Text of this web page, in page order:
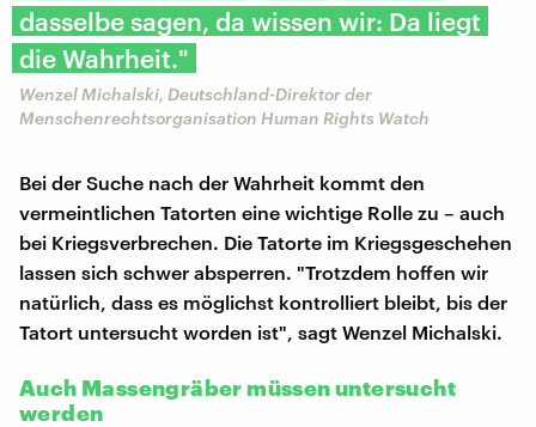
dasselbe sagen, da wissen wir: Da liegt
die Wahrheit."
Wenzel Michalski, Deutschland-Direktor der
Menschenrechtsorganisation Human Rights Watch
Bei der Suche nach der Wahrheit kommt den
vermeintlichen Tatorten eine wichtige Rolle zu – auch
bei Kriegsverbrechen. Die Tatorte im Kriegsgeschehen
lassen sich schwer absperren. "Trotzdem hoffen wir
natürlich, dass es möglichst kontrolliert bleibt, bis der
Tatort untersucht worden ist", sagt Wenzel Michalski.
Auch Massengräber müssen untersucht
werden